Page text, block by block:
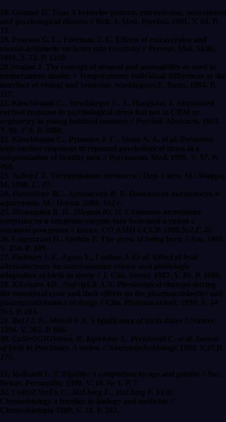
18. Gramer D. Tupe A behavior pattern, extraversion, neuroticism
and psychological distress // Brit. J. Med. Psychol. 1991. У. 64. Р.
73.
19. Pearson G. L., Freeman T. G. Effects of extraversion and
mental arithmetic on heart rate reactivity // Persept. Mot. Skills.
1991. У. 72. Р. 1239.
20.Stralau J. The concept of arousal and arousability as used in
temperament studies // Temperament: individual differences at the
interface of biologi and behavior. Washington:E. Bates, 1994. Р.
117.
21. Kirschbaum C.. Strasburger C. J., Hangkzar J. Attenuated
cortisol response to psychological stress but not to CRM or
ergometry in young habitual smokers // Psychol/ Abstracts. 1993.
У. 80. 3’ 9. Р. 3880.
22. Kirschbaum C., Prussner J. C., Stone A. A. et al. Persistent
nigh cortisol responses to repeated psychological stress in a
subpooulation of healthy men // Psychosom. Меd. 1995. V. 57. Р.
468.
23. ЗиВерТ Х. Тестирование личности / Пер. с нем. М.: Инфра-
М, 1998. С. 77.
24. Ротенберг ВС.. Аршавскай В. В. Поисковая активность и
адаптация. М.: Наука. 1984. 192 с.
25. Мельников В. Н.. Шорин Ю. П. Сезонные колебания
смертности и сердечно-сосудистых болезней в связи с
месяцем рождения // Бюлл. СО АМН СССР. 1990.№2.С.4I.
26. Lagercrant H.. Slotkin T. The stress of being born // Am. 1986.
V. 254. Р. 100.
27. Padbury I. F.. Agato Y., Ludlow J. Et al. Effect of fetal
adrenalectomy on catecholamine release and phisiologie
adaptation at birth in sheep // J. Clin. Invest. 1987. V. 80. Р. 1096.
28. К Ashuba А D.. Naf/:igЕ R А.N. Рhysiological сhanges during
the menstrual сусlе аnd their effects оn the рharmacokinetics and
pharmacodynamics of drugs // Сlin. Рharmacokinet. 1998. V. 34
№3. Р. 203.
29. ВеLl J. F.. МаSsЕ V А. S Ignificance оf birth-dates // Nature.
1994. V. 382. Р. 666.
30. СаStrОG IОVanni, Р.. Iapichino S.. Pcchierotti C. et al. Season
of birth in Psychiatry. A review // Neuropsychobiology. 1998. V.37.P.
175.
31. Vollhardt L. T. Rigidity: A comparison by age and gender // Soc .
Behav. Personality 1990. V. 18. № 1. Р. 7.
32. СоRnЕ !issЕп С., НаLberg Е.. НаLberg F. Et al.
Сhronobiology а frontier in biology and medicine //
Chronobiologia 1989. V. 16. Р. 383.